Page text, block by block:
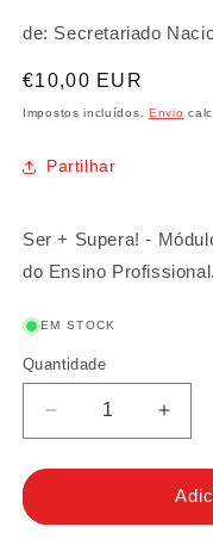
modal
de: Secretariado
Preço
normal
€10,00 EUR
Impostos incluídos. Envio
Partilhar
Ser + Supera! -
do Ensino Profissional.
EM STOCK
Quantidade
Quantidade
Diminuir
a
quantidade
Ser
a
de
Ser